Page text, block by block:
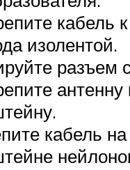
кабель
изолентой.
разъем
антенну
кабель на